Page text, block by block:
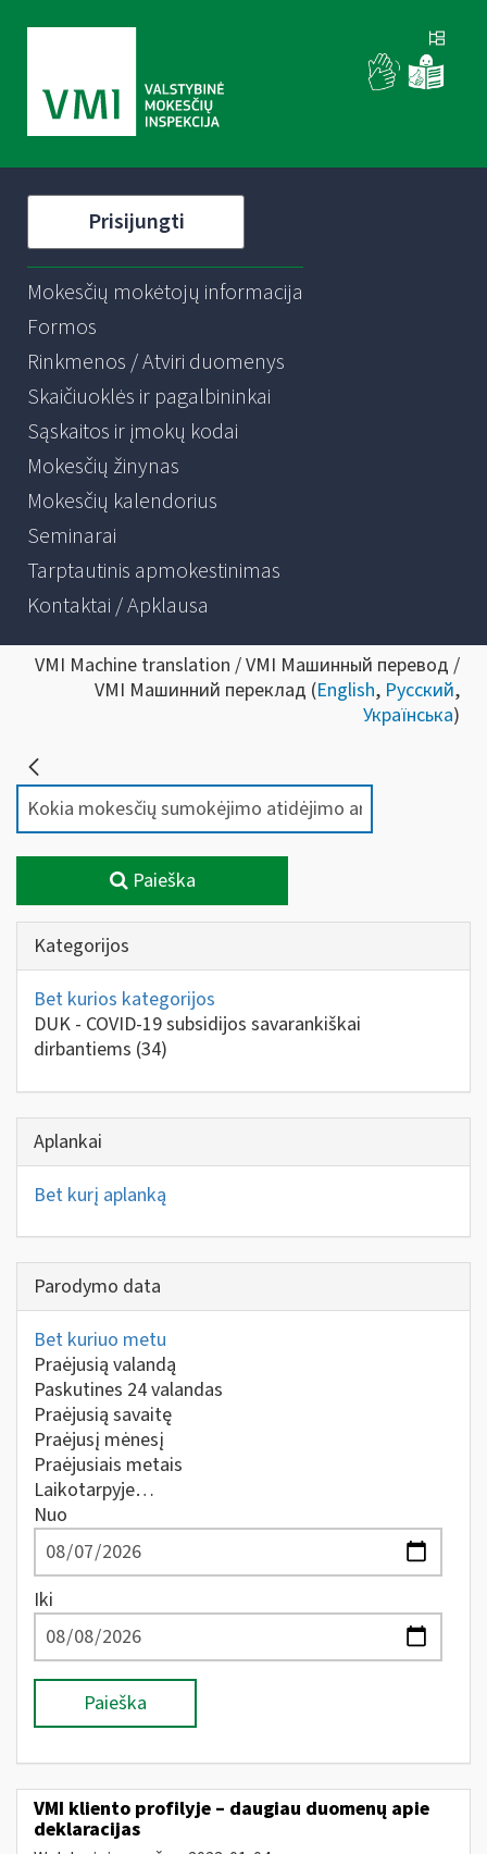
Prisijungti
Mokesčių mokėtojų informacija
Formos
Rinkmenos / Atviri duomenys
Skaičiuoklės ir pagalbininkai
Sąskaitos ir įmokų kodai
Mokesčių žinynas
Mokesčių kalendorius
Seminarai
Tarptautinis apmokestinimas
Kontaktai / Apklausa
VMI Machine translation / VMI Машинный перевод /
VMI Машинний переклад (English, Русский,
Українська)
Paieška
Kategorijos
Bet kurios kategorijos
DUK - COVID-19 subsidijos savarankiškai
dirbantiems (34)
Aplankai
Bet kurį aplanką
Parodymo data
Bet kuriuo metu
Praėjusią valandą
Paskutines 24 valandas
Praėjusią savaitę
Praėjusį mėnesį
Praėjusiais metais
Laikotarpyje…
Nuo
Iki
Paieška
VMI kliento profilyje – daugiau duomenų apie
deklaracijas